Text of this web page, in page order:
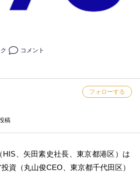
コメント
稿
フォローする
HIS、矢田素史社長、東京都港区）は
資（丸山俊CEO、東京都千代田区）